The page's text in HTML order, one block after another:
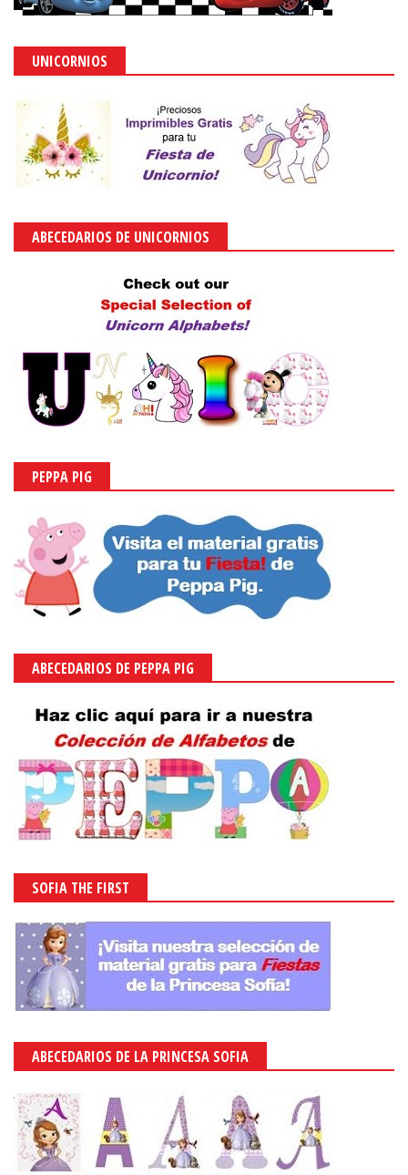
UNICORNIOS
ABECEDARIOS DE UNICORNIOS
PEPPA PIG
ABECEDARIOS DE PEPPA PIG
SOFIA THE FIRST
ABECEDARIOS DE LA PRINCESA SOFIA